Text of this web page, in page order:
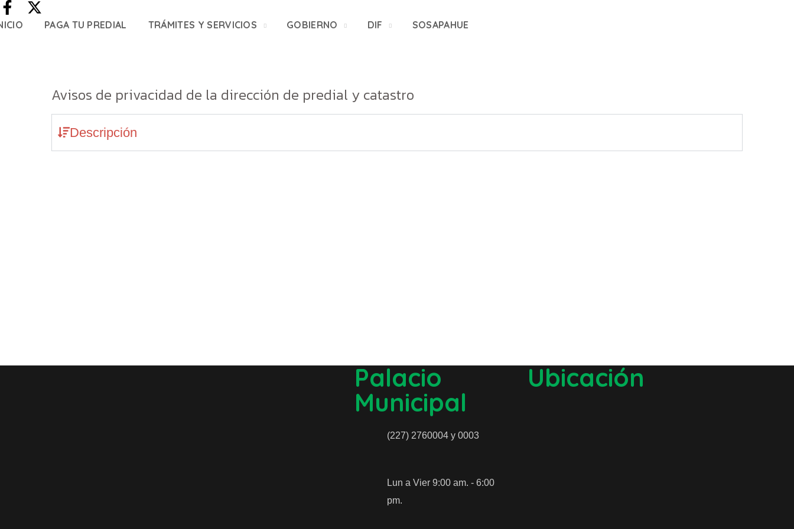
PAGA TU PREDIAL TRÁMITES Y SERVICIOS GOBIERNO DIF SOSAPAHUE
Avisos de privacidad de la dirección de predial y catastro
Descripción
Palacio
Municipal
(227) 2760004 y 0003
Lun a Vier 9:00 am. - 6:00
pm.
Ubicación